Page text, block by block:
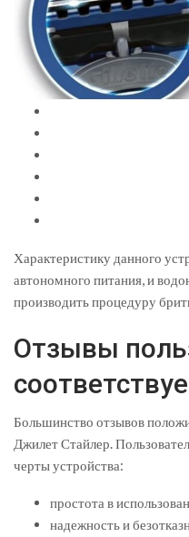
Характеристику данного
автономного питания, и
производить процедуру
Отзывы
Большинство отзывов
Джилет Стайлер.
черты устройства:
простота в
надежность и